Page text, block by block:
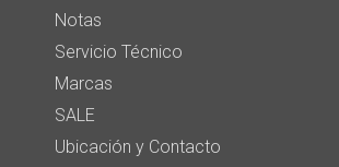
Notas
Servicio Técnico
Marcas
SALE
Ubicación y Contacto